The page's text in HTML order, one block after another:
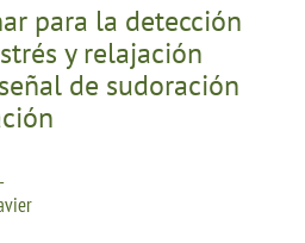
para la detección
y relajación
de sudoración